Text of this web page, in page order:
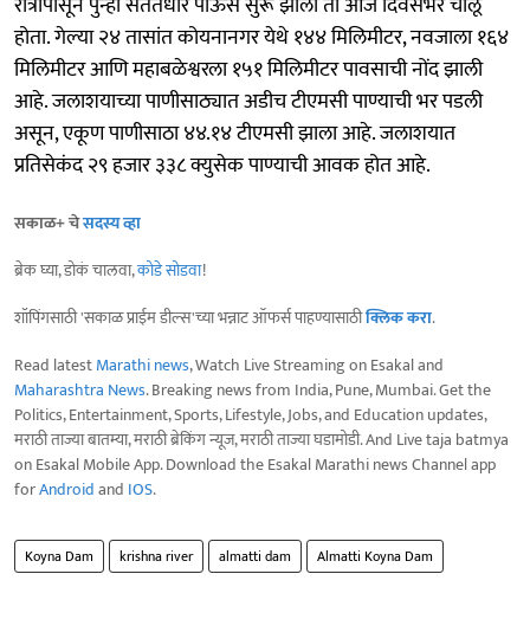
होता. गेल्या २४ तासांत कोयनानगर येथे १४४ मिलिमीटर, नवजाला १६४
मिलिमीटर आणि महाबळेश्वरला १५१ मिलिमीटर पावसाची नोंद झाली
आहे. जलाशयाच्या पाणीसाठ्यात अडीच टीएमसी पाण्याची भर पडली
असून, एकूण पाणीसाठा ४४.१४ टीएमसी झाला आहे. जलाशयात
प्रतिसेकंद २९ हजार ३३८ क्युसेक पाण्याची आवक होत आहे.
सकाळ+ चेसदस्य व्हा
ब्रेक घ्या, डोकं चालवा,कोडे सोडवा!
शॉपिंगसाठी 'सकाळ प्राईम डील्स'च्या भन्नाट ऑफर्स पाहण्यासाठीक्लिक करा.
Read latestMarathi news, Watch Live Streaming on Esakal and
Maharashtra News. Breaking news from India, Pune, Mumbai. Get the
Politics, Entertainment, Sports, Lifestyle, Jobs, and Education updates,
मराठी ताज्या बातम्या, मराठी ब्रेकिंग न्यूज, मराठी ताज्या घडामोडी. And Live taja batmya
on Esakal Mobile App. Download the Esakal Marathi news Channel app
forAndroidand IOS.
Koyna Dam krishna river almatti dam Almatti Koyna Dam